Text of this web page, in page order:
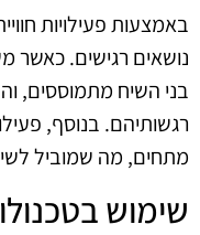
באמצעות פעילויות
נושאים רגישים. כאשר
בני השיח מתמוססים,
רגשותיהם. בנוסף,
מתחים, מה שמוביל
שימוש